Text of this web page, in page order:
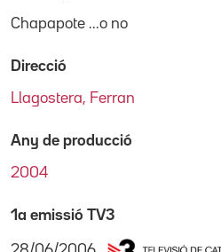
Chapapote ...o no
Direcció
Llagostera, Ferran
Any de producció
2004
1a emissió TV3